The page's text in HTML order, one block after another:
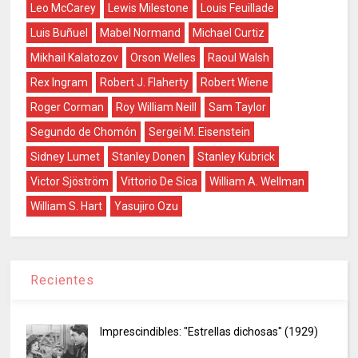
Leo McCarey
Lewis Milestone
Louis Feuillade
Luis Buñuel
Mabel Normand
Michael Curtiz
Mikhail Kalatozov
Orson Welles
Raoul Walsh
Rex Ingram
Robert J. Flaherty
Robert Wiene
Roger Corman
Roy William Neill
Sam Taylor
Segundo de Chomón
Sergei M. Eisenstein
Sidney Lumet
Stanley Donen
Stanley Kubrick
Victor Sjöström
Vittorio De Sica
William A. Wellman
William S. Hart
Yasujiro Ozu
Recientes
Imprescindibles: "Estrellas dichosas" (1929)